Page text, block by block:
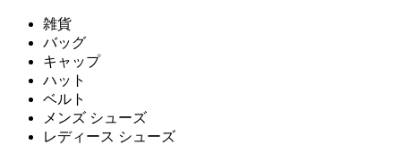
雑貨
バッグ
キャップ
ハット
ベルト
メンズ シューズ
レディース シューズ